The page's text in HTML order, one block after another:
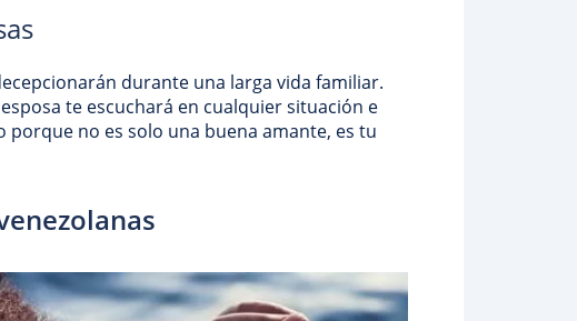
durante una larga vida familiar.
te escuchará en cualquier situación e
no es solo una buena amante, es tu